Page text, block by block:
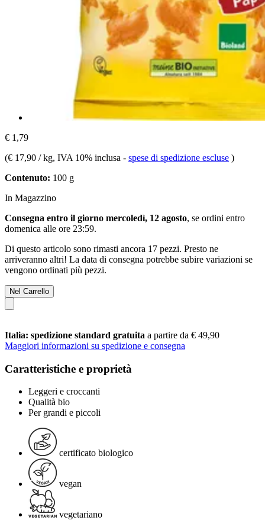
€ 1,79
(€ 17,90 / kg, IVA 10% inclusa - spese di spedizione escluse )
Contenuto: 100 g
In Magazzino
Consegna entro il giorno mercoledì, 12 agosto, se ordini entro
domenica alle ore 23:59.
Di questo articolo sono rimasti ancora 17 pezzi. Presto ne
arriveranno altri! La data di consegna potrebbe subire variazioni se
vengono ordinati più pezzi.
Nel Carrello
Italia: spedizione standard gratuita a partire da € 49,90
Maggiori informazioni su spedizione e consegna
Caratteristiche e proprietà
Leggeri e croccanti
Qualità bio
Per grandi e piccoli
certificato biologico
vegan
vegetariano